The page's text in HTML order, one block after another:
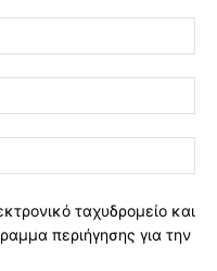
ταχυδρομείο και
περιήγησης για την